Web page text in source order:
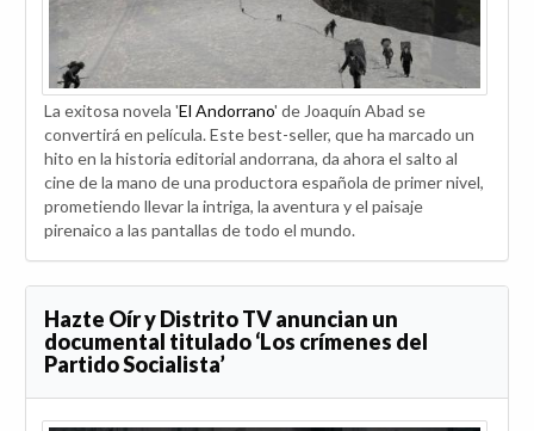
La exitosa novela 'El Andorrano' de Joaquín Abad se
convertirá en película. Este best-seller, que ha marcado un
hito en la historia editorial andorrana, da ahora el salto al
cine de la mano de una productora española de primer nivel,
prometiendo llevar la intriga, la aventura y el paisaje
pirenaico a las pantallas de todo el mundo.
Hazte Oír y Distrito TV anuncian un
documental titulado ‘Los crímenes del
Partido Socialista’